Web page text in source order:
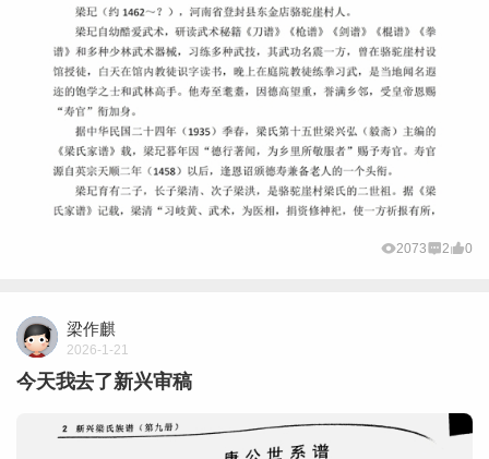
2073 2 0
梁作麒
2026-1-21
今天我去了新兴审稿